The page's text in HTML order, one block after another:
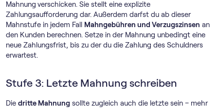
Mahnung verschicken. Sie stellt eine explizite
Zahlungsaufforderung dar. Außerdem darfst du ab dieser
Mahnstufe in jedem Fall
Mahngebühren und Verzugszinsen an
den Kunden berechnen. Setze in der Mahnung unbedingt eine
neue Zahlungsfrist, bis zu der du die Zahlung des Schuldners
erwartest.
Stufe 3: Letzte Mahnung schreiben
Die dritte Mahnung sollte zugleich auch die letzte sein – mehr